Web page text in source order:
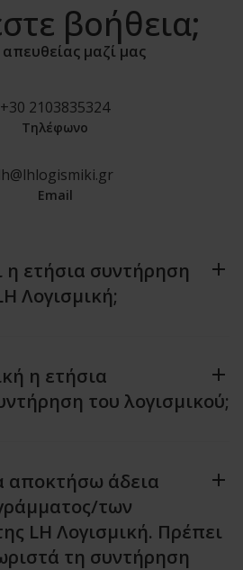
βοήθεια;
μαζί μας
+30 2103835324
Τηλέφωνο
lh@lhlogismiki.gr
Email
η ετήσια συντήρηση
Λογισμική;
η ετήσια
του λογισμικού;
αποκτήσω άδεια
των
LH Λογισμική. Πρέπει
τη συντήρηση